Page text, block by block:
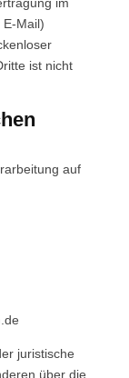
Mail)
ist nicht
auf
juristische
über die